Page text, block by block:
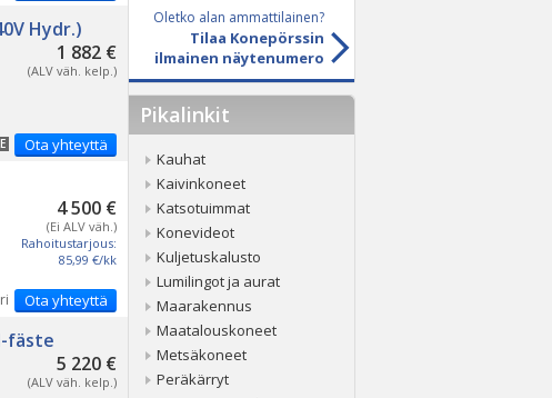
Hydr.)
1 882 €
(ALV väh. kelp.)
Ota yhteyttä
4 500 €
(Ei ALV väh.)
Rahoitustarjous:
85,99 €/kk
Ota yhteyttä
fäste
5 220 €
(ALV väh. kelp.)
Oy:lle lokakuussa
Oletko alan ammattilainen?
Tilaa Konepörssin
ilmainen näytenumero
Pikalinkit
Kauhat
Kaivinkoneet
Katsotuimmat
Konevideot
Kuljetuskalusto
Lumilingot ja aurat
Maarakennus
Maatalouskoneet
Metsäkoneet
Peräkärryt